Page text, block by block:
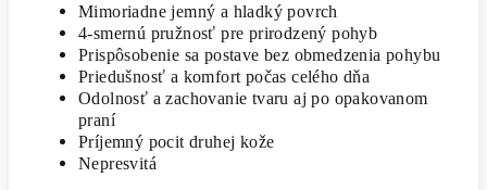
Mimoriadne jemný a hladký povrch
4-smernú pružnosť pre prirodzený pohyb
Prispôsobenie sa postave bez obmedzenia pohybu
Priedušnosť a komfort počas celého dňa
Odolnosť a zachovanie tvaru aj po opakovanom
praní
Príjemný pocit druhej kože
Nepresvitá